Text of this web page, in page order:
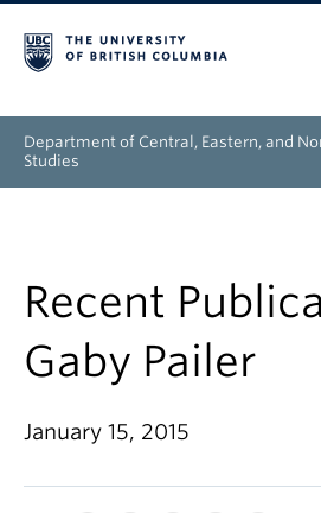
Department of Central, Eastern, and
Studies
Research
News & Events
Recent
Gaby Pailer
January 15, 2015